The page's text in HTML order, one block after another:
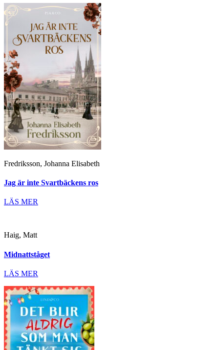
Fredriksson, Johanna Elisabeth
Jag är inte Svartbäckens ros
LÄS MER
Haig, Matt
Midnattståget
LÄS MER